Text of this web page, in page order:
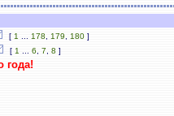
[ 1 178 179 180 ]
[ 1 6 7 8 ]
года!